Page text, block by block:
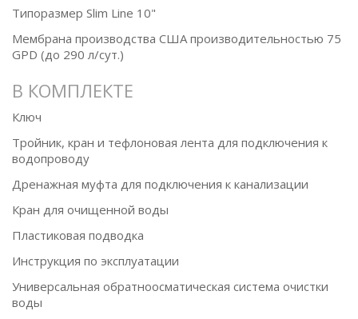
Типоразмер Slim Line 10"
Мембрана производства США производительностью 75
GPD (до 290 л/сут.)
В КОМПЛЕКТЕ
Ключ
Тройник, кран и тефлоновая лента для подключения к
водопроводу
Дренажная муфта для подключения к канализации
Кран для очищенной воды
Пластиковая подводка
Инструкция по эксплуатации
Универсальная обратноосматическая система очистки
воды